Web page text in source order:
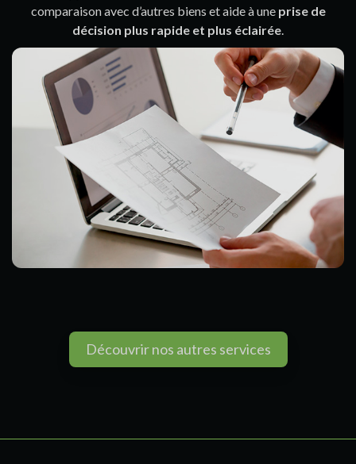
comparaison avec d’autres biens et aide à une prise de
décision plus rapide et plus éclairée
Découvrir nos autres services